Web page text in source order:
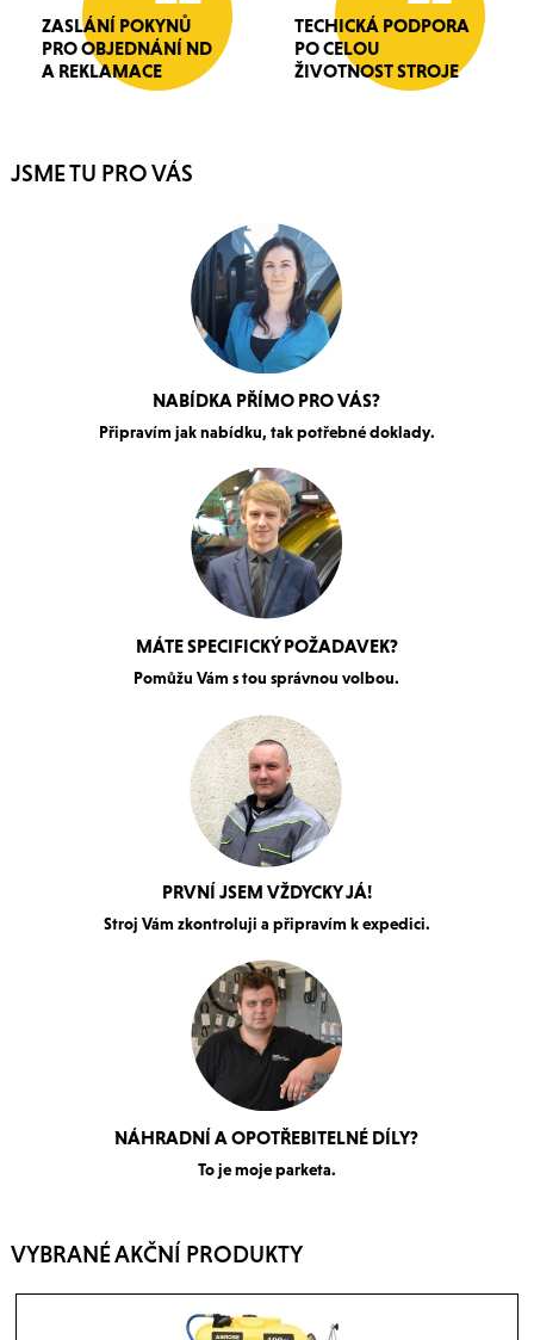
ZASLÁNÍ POKYNŮ
PRO OBJEDNÁNÍ ND
A REKLAMACE
TECHICKÁ PODPORA
PO CELOU
ŽIVOTNOST STROJE
JSME TU PRO VÁS
NABÍDKA PŘÍMO PRO VÁS?
Připravím jak nabídku, tak potřebné doklady.
MÁTE SPECIFICKÝ POŽADAVEK?
Pomůžu Vám s tou správnou volbou.
PRVNÍ JSEM VŽDYCKY JÁ!
Stroj Vám zkontroluji a připravím k expedici.
NÁHRADNÍ A OPOTŘEBITELNÉ DÍLY?
To je moje parketa.
VYBRANÉ AKČNÍ PRODUKTY